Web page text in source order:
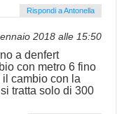
Rispondi a Antonella
2018 alle 15:50
a denfert
con metro 6 fino
cambio con la
tratta solo di 300